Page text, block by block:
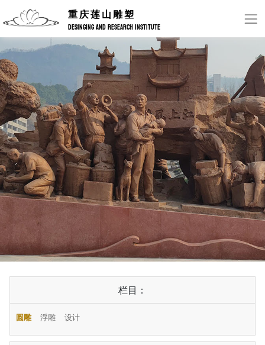
重庆莲山雕塑
DESINGING AND RESEARCH INSTITUTE
栏目：
圆雕 浮雕 设计